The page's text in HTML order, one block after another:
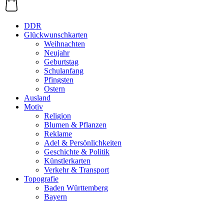
DDR
Glückwunschkarten
Weihnachten
Neujahr
Geburtstag
Schulanfang
Pfingsten
Ostern
Ausland
Motiv
Religion
Blumen & Pflanzen
Reklame
Adel & Persönlichkeiten
Geschichte & Politik
Künstlerkarten
Verkehr & Transport
Topografie
Baden Württemberg
Bayern